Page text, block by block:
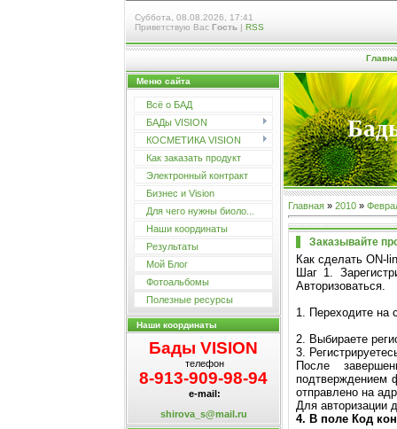
Суббота, 08.08.2026, 17:41
Приветствую Вас Гость | RSS
Меню сайта
Всё о БАД
БАДы VISION
КОСМЕТИКА VISION
Как заказать продукт
Электронный контракт
Бизнес и Vision
Для чего нужны биоло...
Наши координаты
Результаты
Мой Блог
Фотоальбомы
Полезные ресурсы
Наши координаты
Бады VISION
телефон
8-913-909-98-94
e-mail:
shirova_s@mail.ru
Главная » 2010 »
Заказывайте
Как сделать ON-
Шаг 1.
Авторизоваться.
1. Переходите на
2. Выбираете
3.
После
подтверждением
отправлено на
Для авторизации
4. В поле Код